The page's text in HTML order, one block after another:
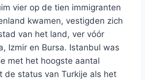
vier op de tien immigranten
kwamen, vestigden zich
van het land, ver vóór
Izmir en Bursa. Istanbul was
met het hoogste aantal
de status van Turkije als het